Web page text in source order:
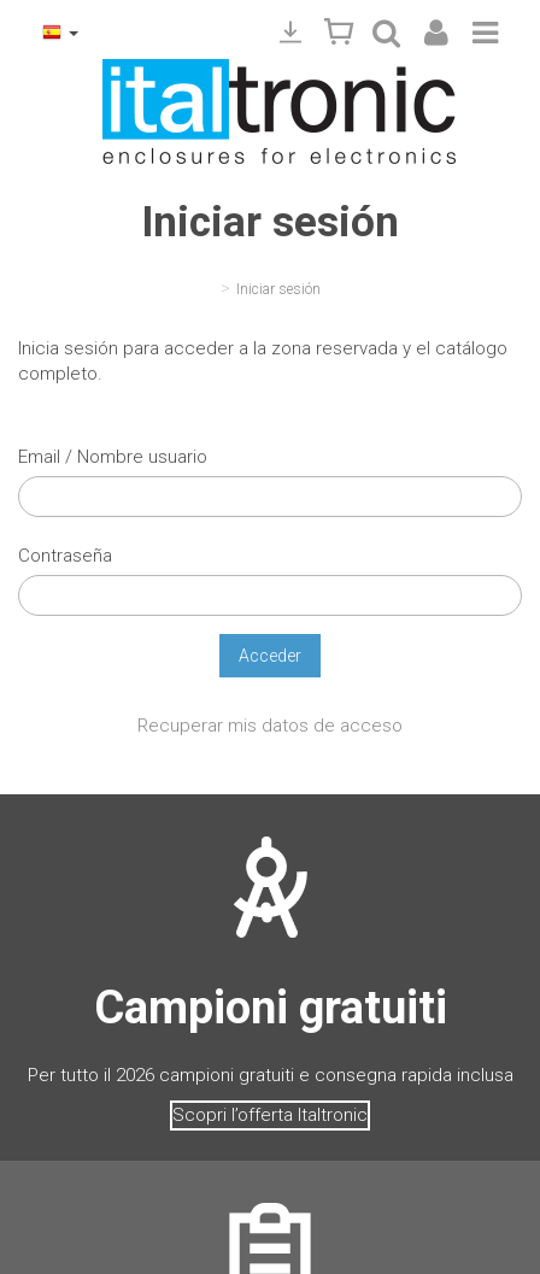
Iniciar sesión
> Iniciar sesión
Inicia sesión para acceder a la zona reservada y el catálogo
completo.
Email / Nombre usuario
Contraseña
Recuperar mis datos de acceso
Campioni gratuiti
Per tutto il 2026 campioni gratuiti e consegna rapida inclusa
Scopri l’offerta Italtronic